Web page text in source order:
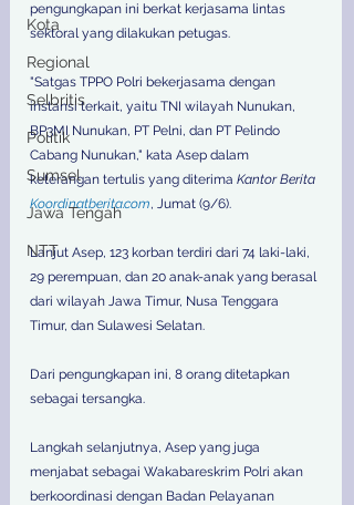
Kota
Regional
Selbritis
Politik
Sumsel
Jawa Tengah
NTT
pengungkapan ini berkat kerjasama lintas
sektoral yang dilakukan petugas.
"Satgas TPPO Polri bekerjasama dengan
instansi terkait, yaitu TNI wilayah Nunukan,
BP3MI Nunukan, PT Pelni, dan PT Pelindo
Cabang Nunukan," kata Asep dalam
keterangan tertulis yang diterima Kantor Berita
Koordinatberita.com, Jumat (9/6).
Lanjut Asep, 123 korban terdiri dari 74 laki-laki,
29 perempuan, dan 20 anak-anak yang berasal
dari wilayah Jawa Timur, Nusa Tenggara
Timur, dan Sulawesi Selatan.
Dari pengungkapan ini, 8 orang ditetapkan
sebagai tersangka.
Langkah selanjutnya, Asep yang juga
menjabat sebagai Wakabareskrim Polri akan
berkoordinasi dengan Badan Pelayanan